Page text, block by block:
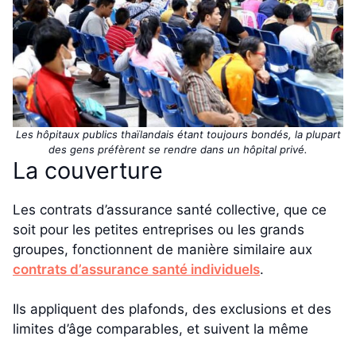
Les hôpitaux publics thaïlandais étant toujours bondés, la plupart
des gens préfèrent se rendre dans un hôpital privé.
La couverture
Les contrats d’assurance santé collective, que ce
soit pour les petites entreprises ou les grands
groupes, fonctionnent de manière similaire aux
contrats d’assurance santé individuels.
Ils appliquent des plafonds, des exclusions et des
limites d’âge comparables, et suivent la même